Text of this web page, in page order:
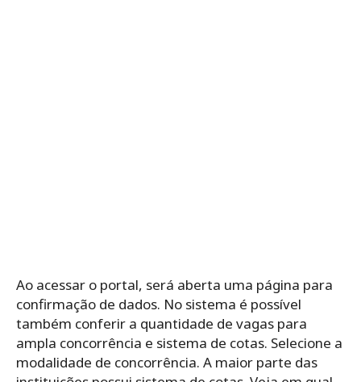
Ao acessar o portal, será aberta uma página para
confirmação de dados. No sistema é possível
também conferir a quantidade de vagas para
ampla concorrência e sistema de cotas. Selecione a
modalidade de concorrência. A maior parte das